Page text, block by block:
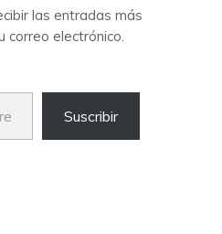
las entradas más
correo electrónico.
Suscribir